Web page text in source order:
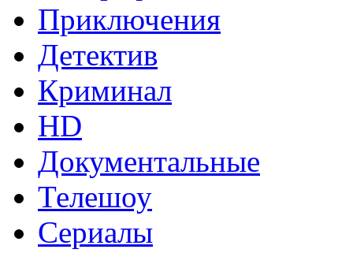
Приключения
Детектив
Криминал
HD
Документальные
Телешоу
Сериалы